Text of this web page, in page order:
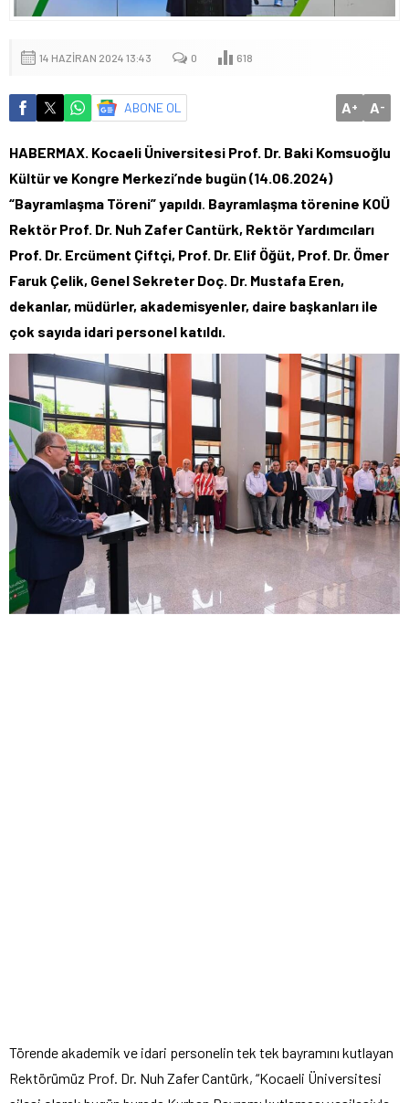
14 HAZIRAN 2024 13:43 0 618
ABONE OL A+ A-
HABERMAX. Kocaeli Üniversitesi Prof. Dr. Baki Komsuoğlu
Kültür ve Kongre Merkezi’nde bugün (14.06.2024)
“Bayramlaşma Töreni” yapıldı Bayramlaşma törenine KOÜ
Rektör Prof. Dr. Nuh Zafer Cantürk, Rektör Yardımcıları
Prof. Dr. Ercüment Çiftçi, Prof. Dr. Elif Öğüt, Prof. Dr. Ömer
Faruk Çelik, Genel Sekreter Doç. Dr. Mustafa Eren,
dekanlar, müdürler, akademisyenler, daire başkanları ile
çok sayıda idari personel katıldı.
Törende akademik ve idari personelin tek tek bayramını kutlayan
Rektörümüz Prof. Dr. Nuh Zafer Cantürk, “Kocaeli Üniversitesi